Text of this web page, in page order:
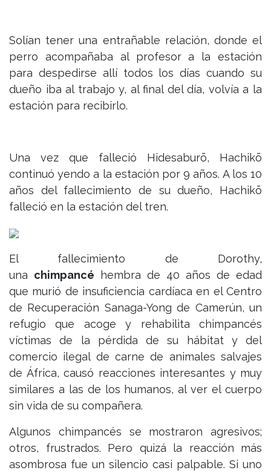
Solían tener una entrañable relación, donde el
perro acompañaba al profesor a la estación
para despedirse allí todos los días cuando su
dueño iba al trabajo y, al final del día, volvía a la
estación para recibirlo.
Una vez que falleció Hidesaburō, Hachikō
continuó yendo a la estación por 9 años. A los 10
años del fallecimiento de su dueño, Hachikō
falleció en la estación del tren.
El fallecimiento de Dorothy,
una chimpancé hembra de 40 años de edad
que murió de insuficiencia cardíaca en el Centro
de Recuperación Sanaga-Yong de Camerún, un
refugio que acoge y rehabilita chimpancés
víctimas de la pérdida de su hábitat y del
comercio ilegal de carne de animales salvajes
de África, causó reacciones interesantes y muy
similares a las de los humanos, al ver el cuerpo
sin vida de su compañera.
Algunos chimpancés se mostraron agresivos;
otros, frustrados. Pero quizá la reacción más
asombrosa fue un silencio casi palpable. Si uno